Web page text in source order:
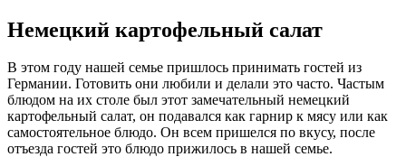
Немецкий картофельный салат
В этом году нашей семье пришлось принимать гостей из
Германии. Готовить они любили и делали это часто. Частым
блюдом на их столе был этот замечательный немецкий
картофельный салат, он подавался как гарнир к мясу или как
самостоятельное блюдо. Он всем пришелся по вкусу, после
отъезда гостей это блюдо прижилось в нашей семье.